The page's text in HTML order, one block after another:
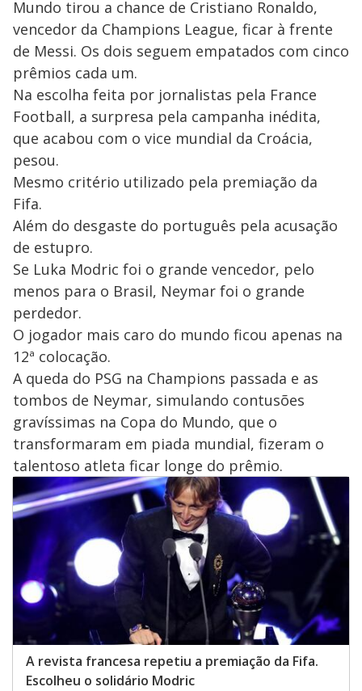
Mundo tirou a chance de Cristiano Ronaldo,
vencedor da Champions League, ficar à frente
de Messi. Os dois seguem empatados com cinco
prêmios cada um.
Na escolha feita por jornalistas pela France
Football, a surpresa pela campanha inédita,
que acabou com o vice mundial da Croácia,
pesou.
Mesmo critério utilizado pela premiação da
Fifa.
Além do desgaste do português pela acusação
de estupro.
Se Luka Modric foi o grande vencedor, pelo
menos para o Brasil, Neymar foi o grande
perdedor.
O jogador mais caro do mundo ficou apenas na
12ª colocação.
A queda do PSG na Champions passada e as
tombos de Neymar, simulando contusões
gravíssimas na Copa do Mundo, que o
transformaram em piada mundial, fizeram o
talentoso atleta ficar longe do prêmio.
A revista francesa repetiu a premiação da Fifa.
Escolheu o solidário Modric